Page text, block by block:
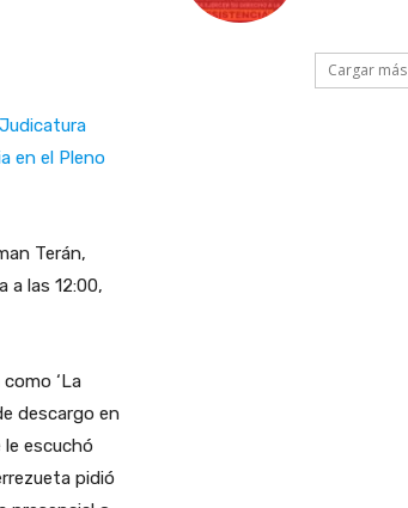
en el Pleno
Terán,
a las 12:00,
‘La
descargo en
escuchó
pidió
Cargar más